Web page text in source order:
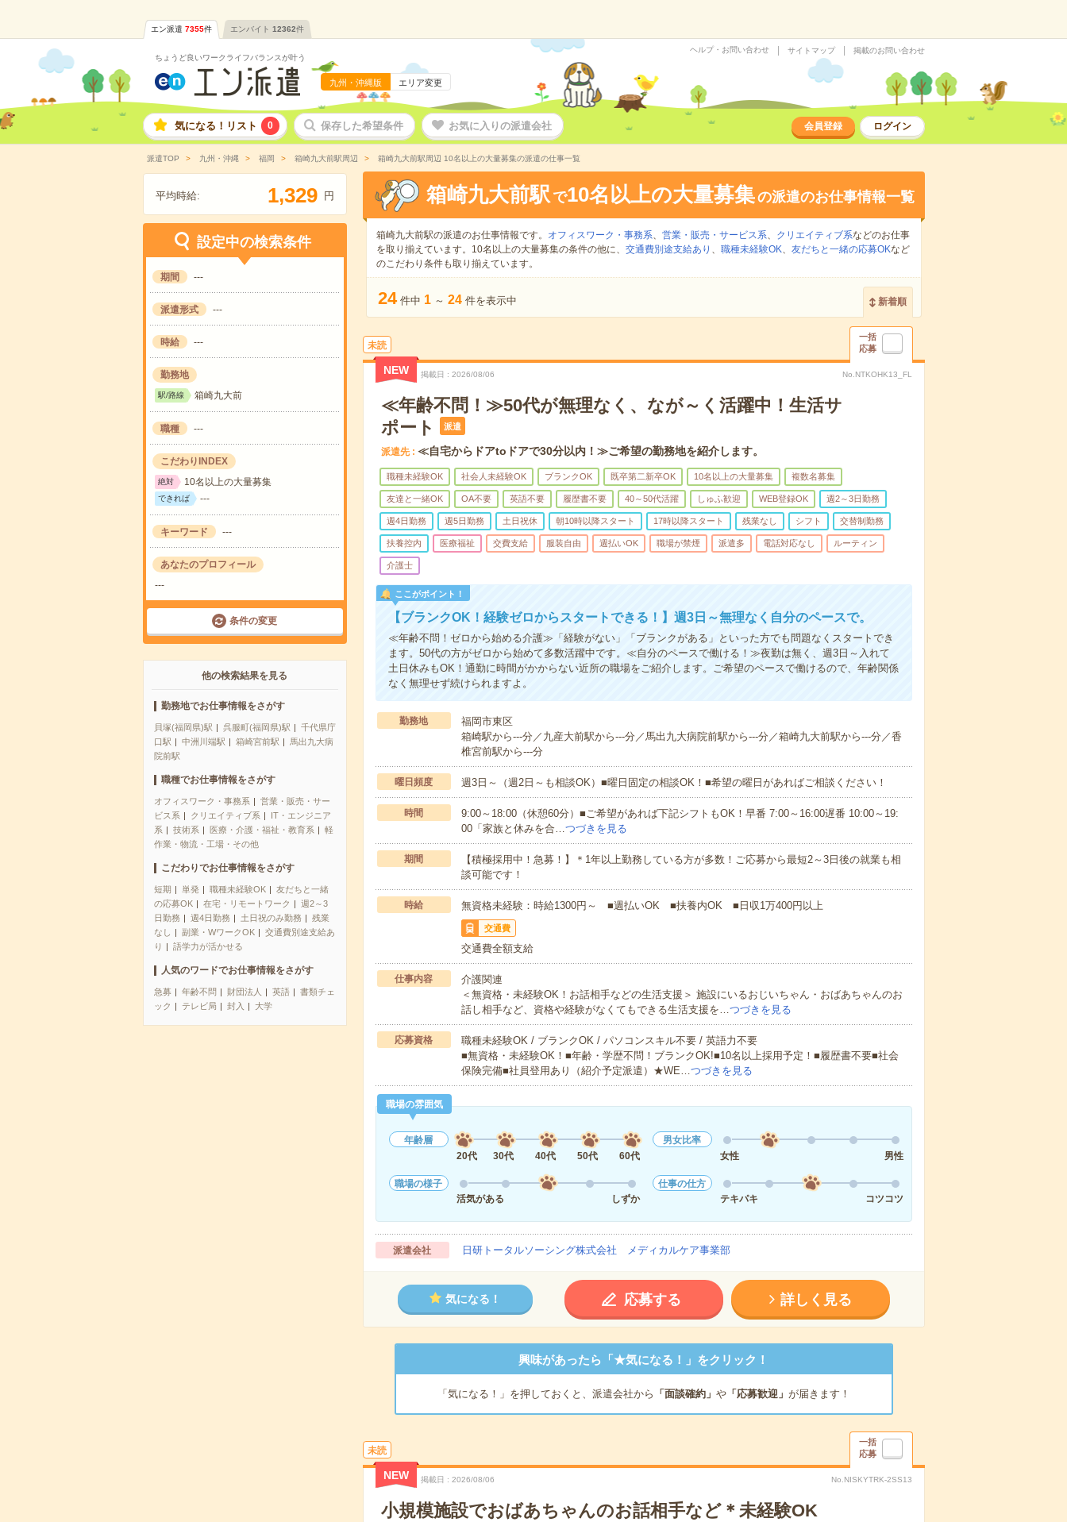
エン派遣 7355件 エンバイト 12362件
ちょうど良いワークライフバランスが叶う
九州・沖縄版 エリア変更
ヘルプ・お問い合わせ サイトマップ 掲載のお問い合わせ
気になる！リスト 0 保存した希望条件 お気に入りの派遣会社 会員登録 ログイン
派遣TOP 九州・沖縄 福岡 箱崎九大前駅周辺 箱崎九大前駅周辺 10名以上の大量募集の派遣の仕事一覧
平均時給: 1,329 円
設定中の検索条件
期間 ---
派遣形式 ---
時給 ---
勤務地
駅/路線 箱崎九大前
職種 ---
こだわりINDEX
絶対 10名以上の大量募集
できれば ---
キーワード ---
あなたのプロフィール
---
条件の変更
他の検索結果を見る
勤務地でお仕事情報をさがす
貝塚(福岡県)駅 呉服町(福岡県)駅
千代県庁
口駅
中洲川端駅 箱崎宮前駅
馬出九大病
院前駅
職種でお仕事情報をさがす
オフィスワーク・事務系
営業・販売・サー
ビス系
クリエイティブ系
IT・エンジニア
系
技術系 医療・介護・福祉・教育系
軽
作業・物流・工場・その他
こだわりでお仕事情報をさがす
短期 単発 職種未経験OK
友だちと一緒
の応募OK
在宅・リモートワーク
週2～3
日勤務
週4日勤務 土日祝のみ勤務
残業
なし
副業・WワークOK
交通費別途支給あ
り
語学力が活かせる
人気のワードでお仕事情報をさがす
急募 年齢不問 財団法人 英語
書類チェ
ック
テレビ局 封入 大学
箱崎九大前駅 で10名以上の大量募集の派遣のお仕事情報一覧
箱崎九大前駅の派遣のお仕事情報です。 オフィスワーク・事務系、 営業・販売・サービス系、 クリエイティブ系などのお仕事
を取り揃えています。10名以上の大量募集の条件の他に、 交通費別途支給あり 、 職種未経験OK、 友だちと一緒の応募OKなど
のこだわり条件も取り揃えています。
24 件中 1 ～ 24 件を表示中 新着順
未読
一括
応募
NEW 掲載日 2026/08/06 No.NTKOHK13_FL
≪年齢不問！≫50代が無理なく、なが～く活躍中！生活サ
ポート
派遣
派遣先 ≪自宅からドアtoドアで30分以内！≫ご希望の勤務地を紹介します。
職種未経験OK 社会人未経験OK ブランクOK 既卒第二新卒OK 10名以上の大量募集 複数名募集
友達と一緒OK OA不要 英語不要 履歴書不要 40～50代活躍 しゅふ歓迎 WEB登録OK 週2～3日勤務
週4日勤務 週5日勤務 土日祝休 朝10時以降スタート 17時以降スタート 残業なし シフト 交替制勤務
扶養控内 医療福祉 交費支給 服装自由 週払いOK 職場が禁煙 派遣多 電話対応なし ルーティン
介護士
ここがポイント！
【ブランクOK！経験ゼロからスタートできる！】週3日～無理なく自分のペースで。
≪年齢不問！ゼロから始める介護≫「経験がない」「ブランクがある」といった方でも問題なくスタートでき
ます。50代の方がゼロから始めて多数活躍中です。≪自分のペースで働ける！≫夜勤は無く、週3日～入れて
土日休みもOK！通勤に時間がかからない近所の職場をご紹介します。ご希望のペースで働けるので、年齢関係
なく無理せず続けられますよ。
勤務地
福岡市東区
箱崎駅から---分／九産大前駅から---分／馬出九大病院前駅から---分／箱崎九大前駅から---分／香
椎宮前駅から---分
曜日頻度 週3日～（週2日～も相談OK）■曜日固定の相談OK！■希望の曜日があればご相談ください！
時間
9:00～18:00（休憩60分）■ご希望があれば下記シフトもOK！早番 7:00～16:00遅番 10:00～19:
00「家族と休みを合…つづきを見る
期間
【積極採用中！急募！】＊1年以上勤務している方が多数！ご応募から最短2～3日後の就業も相
談可能です！
時給 無資格未経験：時給1300円～ ■週払いOK ■扶養内OK ■日収1万400円以上
交通費
交通費全額支給
仕事内容
介護関連
＜無資格・未経験OK！お話相手などの生活支援＞ 施設にいるおじいちゃん・おばあちゃんのお
話し相手など、資格や経験がなくてもできる生活支援を…つづきを見る
応募資格
職種未経験OK / ブランクOK / パソコンスキル不要 / 英語力不要
■無資格・未経験OK！■年齢・学歴不問！ブランクOK!■10名以上採用予定！■履歴書不要■社会
保険完備■社員登用あり（紹介予定派遣）★WE…つづきを見る
職場の雰囲気
年齢層
20代
30代 40代 50代 60代
男女比率
女性
男性
職場の様子
活気がある
しずか
仕事の仕方
テキパキ
コツコツ
派遣会社 日研トータルソーシング株式会社 メディカルケア事業部
気になる！ 応募する 詳しく見る
興味があったら「★気になる！」をクリック！
「気になる！」を押しておくと、派遣会社から 「面談確約」 や「応募歓迎」 が届きます！
未読
一括
応募
NEW 掲載日 2026/08/06 No.NISKYTRK-2SS13
小規模施設でおばあちゃんのお話相手など＊未経験OK